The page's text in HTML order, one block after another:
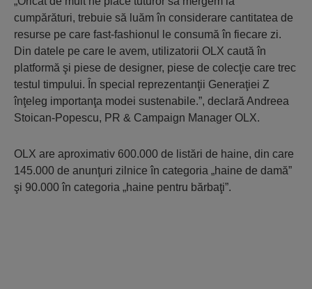
cumpărături, trebuie să luăm în considerare cantitatea de
resurse pe care fast-fashionul le consumă în fiecare zi.
Din datele pe care le avem, utilizatorii OLX caută în
platformă şi piese de designer, piese de colecţie care trec
testul timpului. În special reprezentanţii Generaţiei Z
înţeleg importanţa modei sustenabile.”, declară Andreea
Stoican-Popescu, PR & Campaign Manager OLX.
OLX are aproximativ 600.000 de listări de haine, din care
145.000 de anunţuri zilnice în categoria „haine de damă”
şi 90.000 în categoria „haine pentru bărbaţi”.